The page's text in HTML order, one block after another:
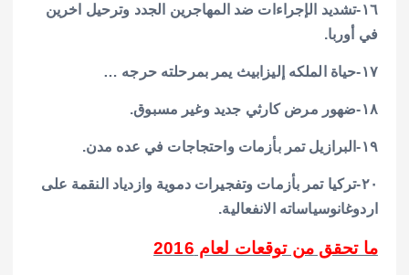
١٦-تشديد الإجراءات ضد المهاجرين الجدد وترحيل اخرين
في أوربا.
١٧-حياة الملكه إليزابيث يمر بمرحلته حرجه …
١٨-ضهور مرض كارثي جديد وغير مسبوق.
١٩-البرازيل تمر بأزمات واحتجاجات في عده مدن.
٢٠-تركيا تمر بأزمات وتفجيرات دموية وازدياد النقمة على
اردوغانوسياساته الانفعالية.
ما تحقق من توقعات لعام 2016